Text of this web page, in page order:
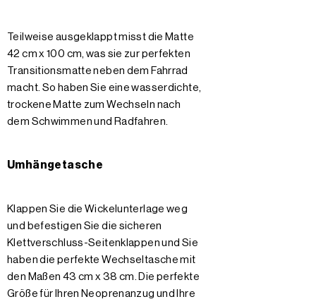
Teilweise ausgeklappt misst die Matte
42 cm x 100 cm, was sie zur perfekten
Transitionsmatte neben dem Fahrrad
macht. So haben Sie eine wasserdichte,
trockene Matte zum Wechseln nach
dem Schwimmen und Radfahren.
Umhängetasche
Klappen Sie die Wickelunterlage weg
und befestigen Sie die sicheren
Klettverschluss-Seitenklappen und Sie
haben die perfekte Wechseltasche mit
den Maßen 43 cm x 38 cm. Die perfekte
Größe für Ihren Neoprenanzug und Ihre